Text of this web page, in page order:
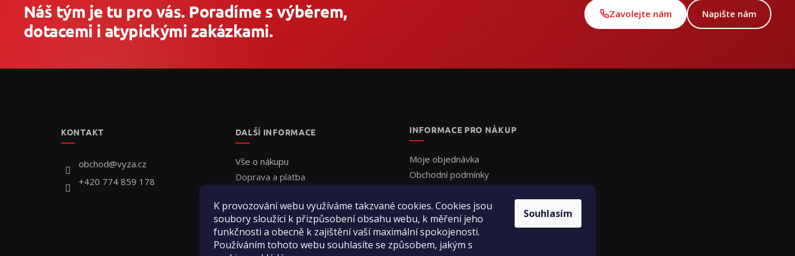
K provozování webu využíváme takzvané cookies. Cookies jsou
soubory sloužící k přizpůsobení obsahu webu, k měření jeho
funkčnosti a obecně k zajištění vaší maximální spokojenosti.
Používáním tohoto webu souhlasíte se způsobem, jakým s
Souhlasím
Náš tým je tu pro vás. Poradíme s výběrem,
dotacemi i atypickými zakázkami.
Zavolejte nám Napište nám
KONTAKT
obchod@vyza.cz
+420 774 859 178
DALŠÍ INFORMACE
Vše o nákupu
Doprava a platba
Jak objednat
Hodnocení obchodu
Kontakty
INFORMACE PRO NÁKUP
Moje objednávka
Obchodní podmínky
Formulář - Uplatnění reklamace
Formulář - Odstoupení od smlouvy